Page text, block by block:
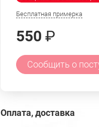
Бесплатная примерка
550 ₽
Сообщить о
Оплата, доставка